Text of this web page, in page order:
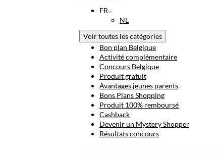
FR
NL
Voir toutes les catégories
Bon plan Belgique
Activité complémentaire
Concours Belgique
Produit gratuit
Avantages jeunes parents
Bons Plans Shopping
Produit 100% remboursé
Cashback
Devenir un Mystery Shopper
Résultats concours